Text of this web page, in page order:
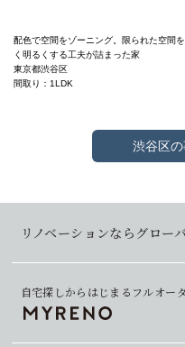
配色で空間をゾーニング。限られた空間
く明るくする工夫が詰まった家
東京都渋谷区
間取り：1LDK
渋谷区
リノベーションならグロー
自宅探しからはじまるフルオー